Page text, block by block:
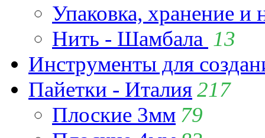
Упаковка, хранение и
Нить - Шамбала 13
Инструменты для
Пайетки - Италия217
Плоские 3мм 79